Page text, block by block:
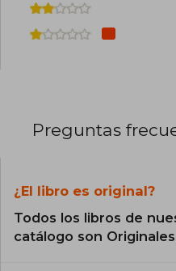
Preguntas
¿El libro es original?
Todos los libros de
catálogo son